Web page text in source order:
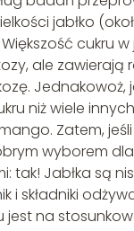
jabłko
cukru
ale zawierają
Jednakowoż,
niż wiele
Zatem,
wyborem
tak! Jabłka są
i składniki
jest na